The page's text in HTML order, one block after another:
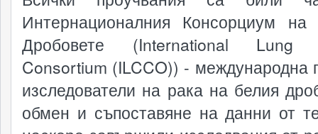
Интернационалния Консорциум
Дробовете (International Lung
Consortium (ILCCO)) - международна
изследователи на рака на белия
обмен и съпоставяне на данни от